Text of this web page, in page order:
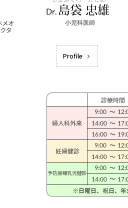
Profile